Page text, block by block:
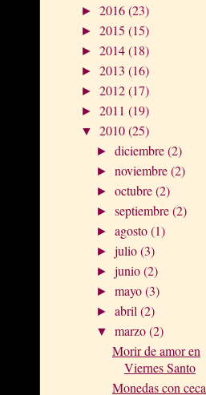
► 2016(23)
► 2015 (15)
► 2014(18)
► 2013 (16)
► 2012(17)
► 2011 (19)
▼ 2010(25)
►diciembre(2)
►noviembre(2)
►octubre(2)
►septiembre(2)
►agosto(1)
►julio(3)
►junio(2)
►mayo(3)
►abril(2)
▼marzo(2)
Morir de amor en
Viernes Santo
Monedas con ceca